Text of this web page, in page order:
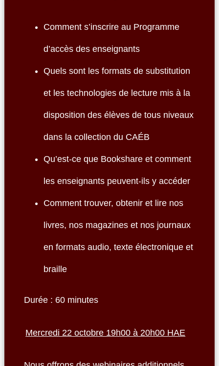
Comment s’inscrire au Programme
d’accès des enseignants
Quels sont les formats de substitution
et les technologies de lecture mis à la
disposition des élèves de tous niveaux
dans la collection du CAÉB
Qu’est-ce que Bookshare et comment
les enseignants peuvent-ils y accéder
Comment trouver, obtenir et lire nos
livres, nos magazines et nos journaux
en formats audio, texte électronique et
braille
Durée : 60 minutes
Mercredi 22 octobre 19h00 à 20h00 HAE